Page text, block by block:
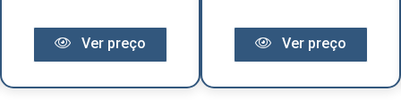
Ver preço Ver preço